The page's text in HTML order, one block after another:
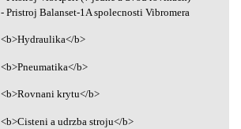
- Pristroj Balanset-1A spolecnosti Vibromera
<b>Hydraulika</b>
<b>Pneumatika</b>
<b>Rovnani krytu</b>
<b>Cisteni a udrzba stroju</b>